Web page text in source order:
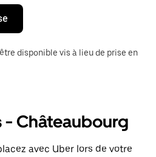
disponible vis à lieu de prise en
- Châteaubourg
avec Uber lors de votre